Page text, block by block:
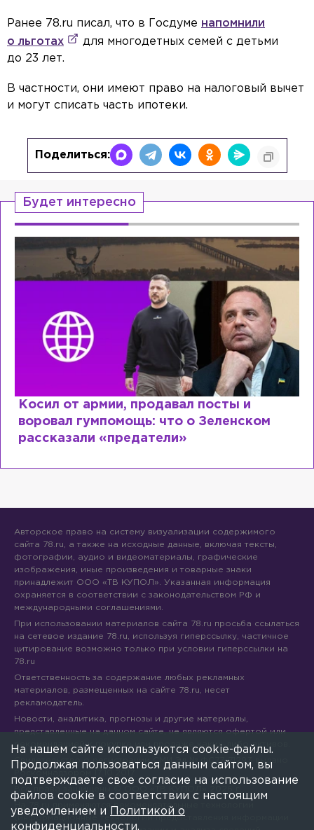
Ранее 78.ru писал, что в Госдуме напомнили
о льготах
для многодетных семей с детьми
до 23 лет.
В частности, они имеют право на налоговый вычет
и могут списать часть ипотеки.
Поделиться:
Будет интересно
Косил от армии, продавал посты и
воровал гумпомощь: что о Зеленском
рассказали «предатели»
Авторское право на систему визуализации содержимого
сайта 78.ru, а также на исходные данные, включая тексты,
фотографии, аудио и видеоматериалы, графические
изображения, иные произведения и товарные знаки
принадлежит ООО «ТВ КУПОЛ». Указанная информация
охраняется в соответствии с законодательством РФ и
международными соглашениями.
При использовании материалов сайта 78.ru просьба ссылаться
на сетевое издание 78.ru, используя гиперссылку, частичное
цитирование возможно только при условии гиперссылки на
78.ru
Ответственность за содержание любых рекламных
материалов, размещенных на сайте 78.ru, несет
рекламодатель.
Новости, аналитика, прогнозы и другие материалы,
представленные на данном сайте, не являются офертой или
рекомендацией к покупке или продаже каких-либо активов.
Свидетельство о регистрации СМИ Эл № ФС77-71293 выдано
Все права защищены © ООО «ТВ КУПОЛ»
На 78.ru применяются рекомендательные технологии
(информационные технологии предоставления информации
На нашем сайте используются cookie-файлы.
Продолжая пользоваться данным сайтом, вы
подтверждаете свое согласие на использование
файлов cookie в соответствии с настоящим
уведомлением и
Политикой о
конфиденциальности.